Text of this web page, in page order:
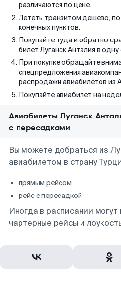
различаются по цене.
Лететь транзитом дешево,
конечных пунктов.
Покупайте туда и обратно
билет Луганск Анталия в одну
При покупке обращайте
спецпредложения
распродажи авиабилетов из
Покупайте авиабилет на
Авиабилеты Луганск
с пересадками
Вы можете добраться из
авиабилетом в страну
прямым рейсом
рейс с пересадкой
Иногда в расписании могут
чартерные рейсы и